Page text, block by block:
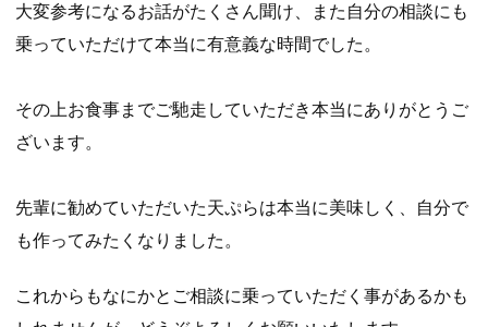
大変参考になるお話がたくさん聞け、また自分の相談にも
乗っていただけて本当に有意義な時間でした。
その上お食事までご馳走していただき本当にありがとうご
ざいます。
先輩に勧めていただいた天ぷらは本当に美味しく、自分で
も作ってみたくなりました。
これからもなにかとご相談に乗っていただく事があるかも